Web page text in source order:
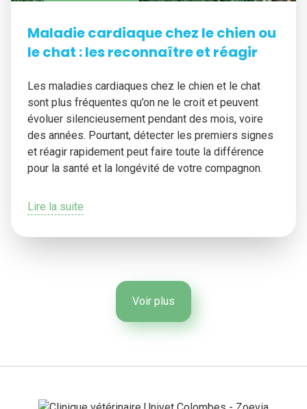
Maladie cardiaque chez le chien ou
le chat : les reconnaître et réagir
Les maladies cardiaques chez le chien et le chat
sont plus fréquentes qu’on ne le croit et peuvent
évoluer silencieusement pendant des mois, voire
des années. Pourtant, détecter les premiers signes
et réagir rapidement peut faire toute la différence
pour la santé et la longévité de votre compagnon.
Lire la suite
Voir plus